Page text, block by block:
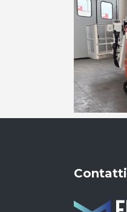
Contatti